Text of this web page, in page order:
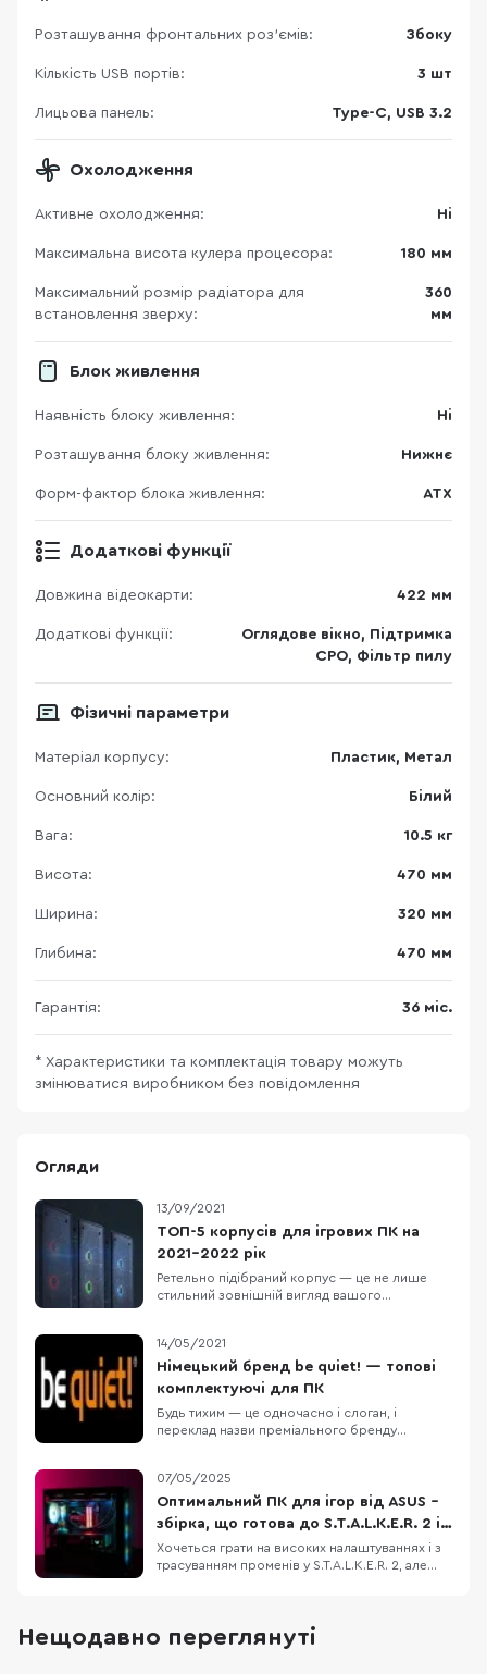
Розташування фронтальних роз'ємів: Збоку
Кількість USB портів: 3 шт
Лицьова панель: Type-C, USB 3.2
Охолодження
Активне охолодження: Ні
Максимальна висота кулера процесора: 180 мм
Максимальний розмір радіатора для
встановлення зверху:
360
мм
Блок живлення
Наявність блоку живлення: Ні
Розташування блоку живлення: Нижнє
Форм-фактор блока живлення: ATX
Додаткові функції
Довжина відеокарти: 422 мм
Додаткові функції:
Оглядове вікно, Підтримка
СРО, Фільтр пилу
Фізичні параметри
Матеріал корпусу: Пластик, Метал
Основний колір: Білий
Вага: 10.5 кг
Висота: 470 мм
Ширина: 320 мм
Глибина: 470 мм
Гарантія: 36 міс.
* Характеристики та комплектація товару можуть
змінюватися виробником без повідомлення
Огляди
13/09/2021
ТОП-5 корпусів для ігрових ПК на
2021-2022 рік
Ретельно підібраний корпус — це не лише
стильний зовнішній вигляд вашого
наскрізний продув і легке подальше
очищення від пилу. Також потрібно врахувати
сумісність з різними компонентами ПК:
формат материнської плати, в
14/05/2021
Німецький бренд be quiet! — топові
комплектуючі для ПК
Будь тихим — це одночасно і слоган, і
переклад назви преміального бренду
належить бюджетний бренд Xilence). У країнах
Західної та Центральної Європи саме be quiet!
вже багато років є лідером з продажів блоків
живленн
07/05/2025
Оптимальний ПК для ігор від ASUS –
збірка, що готова до S.T.A.L.K.E.R. 2 і
не тільки
Хочеться грати на високих налаштуваннях і з
трасуванням променів у S.T.A.L.K.E.R. 2, але
комфортом, але й стрімити ігри на популярні
платформи. Корпус ASUS A23 Plus, блок
Нещодавно переглянуті